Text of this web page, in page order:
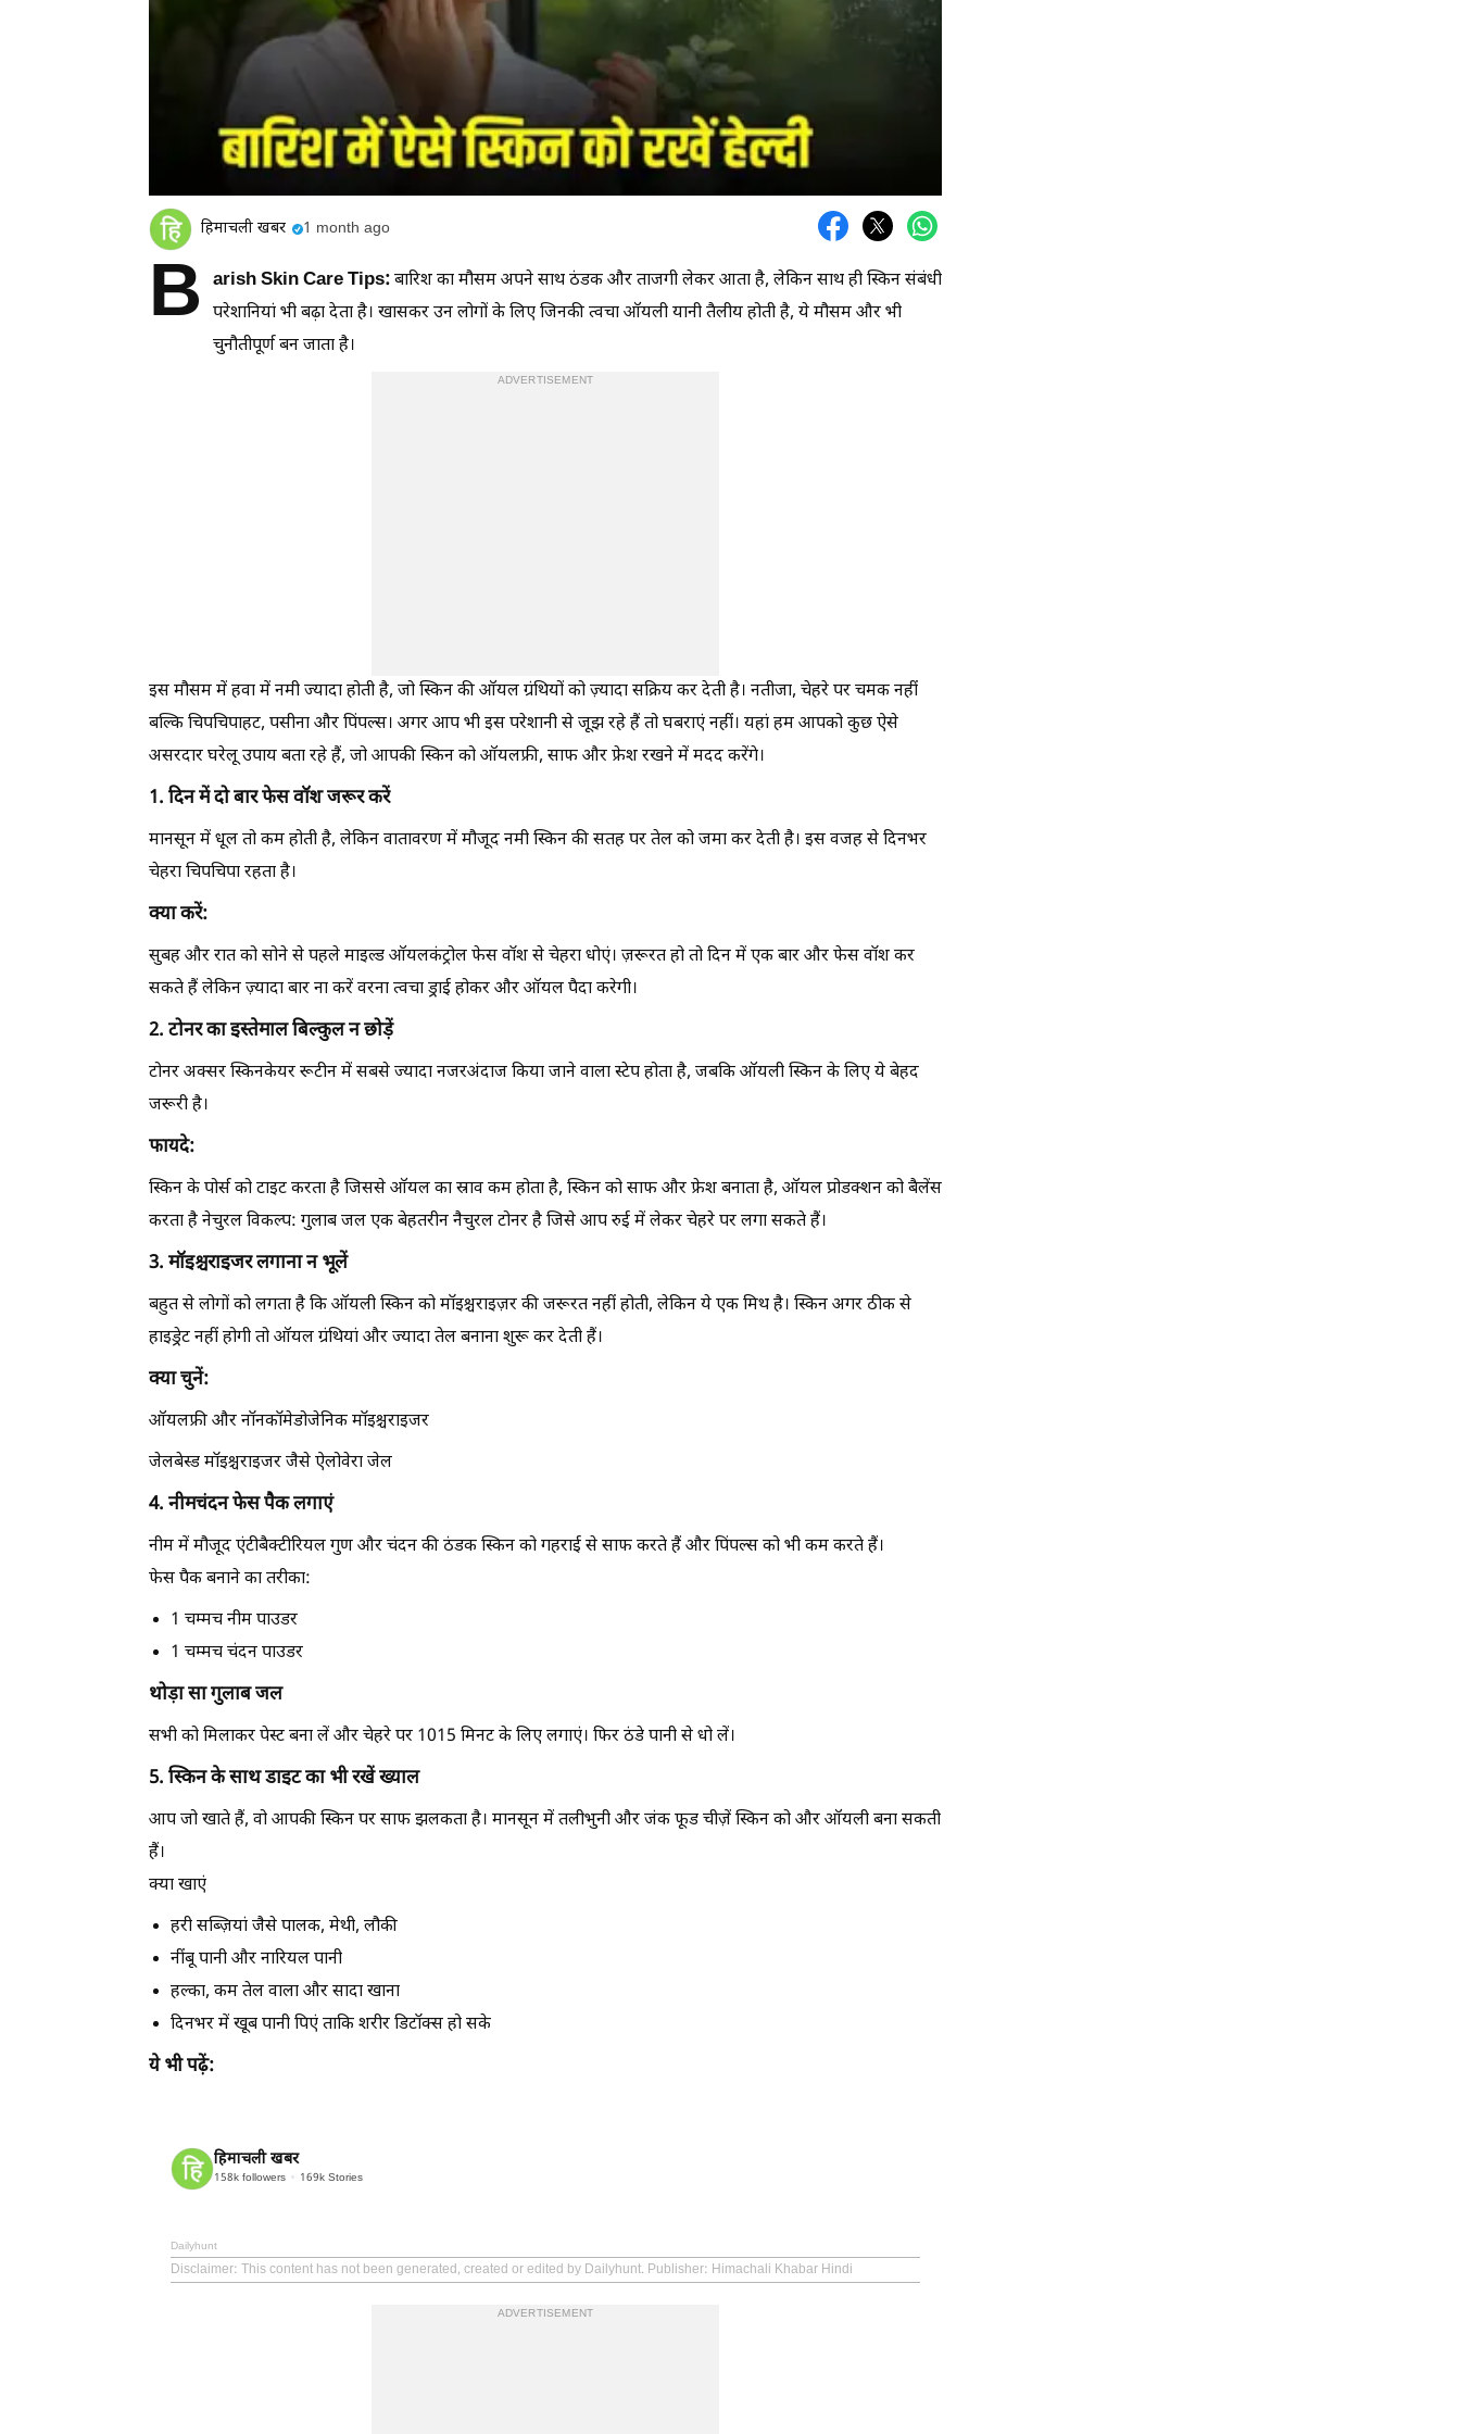
हिमाचली खबर 1 month ago
B arish Skin Care Tips:बारिश का मौसम अपने साथ ठंडक और ताजगी लेकर आता है, लेकिन साथ ही स्किन संबंधी
परेशानियां भी बढ़ा देता है। खासकर उन लोगों के लिए जिनकी त्वचा ऑयली यानी तैलीय होती है, ये मौसम और भी
चुनौतीपूर्ण बन जाता है।
ADVERTISEMENT
इस मौसम में हवा में नमी ज्यादा होती है, जो स्किन की ऑयल ग्रंथियों को ज़्यादा सक्रिय कर देती है। नतीजा, चेहरे पर चमक नहीं
बल्कि चिपचिपाहट, पसीना और पिंपल्स। अगर आप भी इस परेशानी से जूझ रहे हैं तो घबराएं नहीं। यहां हम आपको कुछ ऐसे
असरदार घरेलू उपाय बता रहे हैं, जो आपकी स्किन को ऑयलफ्री, साफ और फ्रेश रखने में मदद करेंगे।
1. दिन में दो बार फेस वॉश जरूर करें
मानसून में धूल तो कम होती है, लेकिन वातावरण में मौजूद नमी स्किन की सतह पर तेल को जमा कर देती है। इस वजह से दिनभर
चेहरा चिपचिपा रहता है।
क्या करें:
सुबह और रात को सोने से पहले माइल्ड ऑयलकंट्रोल फेस वॉश से चेहरा धोएं। ज़रूरत हो तो दिन में एक बार और फेस वॉश कर
सकते हैं लेकिन ज़्यादा बार ना करें वरना त्वचा ड्राई होकर और ऑयल पैदा करेगी।
2. टोनर का इस्तेमाल बिल्कुल न छोड़ें
टोनर अक्सर स्किनकेयर रूटीन में सबसे ज्यादा नजरअंदाज किया जाने वाला स्टेप होता है, जबकि ऑयली स्किन के लिए ये बेहद
जरूरी है।
फायदे:
स्किन के पोर्स को टाइट करता है जिससे ऑयल का स्राव कम होता है, स्किन को साफ और फ्रेश बनाता है, ऑयल प्रोडक्शन को बैलेंस
करता है नेचुरल विकल्प: गुलाब जल एक बेहतरीन नैचुरल टोनर है जिसे आप रुई में लेकर चेहरे पर लगा सकते हैं।
3. मॉइश्चराइजर लगाना न भूलें
बहुत से लोगों को लगता है कि ऑयली स्किन को मॉइश्चराइज़र की जरूरत नहीं होती, लेकिन ये एक मिथ है। स्किन अगर ठीक से
हाइड्रेट नहीं होगी तो ऑयल ग्रंथियां और ज्यादा तेल बनाना शुरू कर देती हैं।
क्या चुनें:
ऑयलफ्री और नॉनकॉमेडोजेनिक मॉइश्चराइजर
जेलबेस्ड मॉइश्चराइजर जैसे ऐलोवेरा जेल
4. नीमचंदन फेस पैक लगाएं
नीम में मौजूद एंटीबैक्टीरियल गुण और चंदन की ठंडक स्किन को गहराई से साफ करते हैं और पिंपल्स को भी कम करते हैं।
फेस पैक बनाने का तरीका:
1 चम्मच नीम पाउडर
1 चम्मच चंदन पाउडर
थोड़ा सा गुलाब जल
सभी को मिलाकर पेस्ट बना लें और चेहरे पर 1015 मिनट के लिए लगाएं। फिर ठंडे पानी से धो लें।
5. स्किन के साथ डाइट का भी रखें ख्याल
आप जो खाते हैं, वो आपकी स्किन पर साफ झलकता है। मानसून में तलीभुनी और जंक फूड चीज़ें स्किन को और ऑयली बना सकती
हैं।
क्या खाएं
हरी सब्ज़ियां जैसे पालक, मेथी, लौकी
नींबू पानी और नारियल पानी
हल्का, कम तेल वाला और सादा खाना
दिनभर में खूब पानी पिएं ताकि शरीर डिटॉक्स हो सके
ये भी पढ़ें:
हिमाचली खबर
158k followers 169k Stories
Dailyhunt
Disclaimer: This content has not been generated, created or edited by Dailyhunt. Publisher: Himachali Khabar Hindi
ADVERTISEMENT